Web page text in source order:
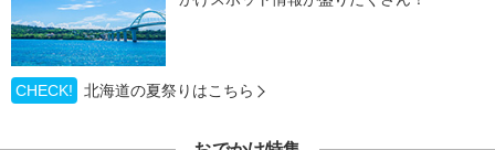
CHECK! 北海道の夏祭りはこちら